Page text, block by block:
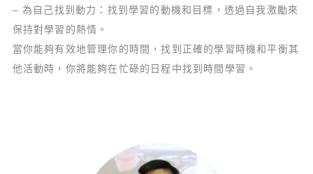
– 為自己找到動力：找到學習的動機和目標，透過自我激勵來
保持對學習的熱情。
當你能夠有效地管理你的時間，找到正確的學習時機和平衡其
他活動時，你將能夠在忙碌的日程中找到時間學習。